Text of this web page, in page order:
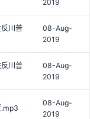
2019
川普
08-Aug-
2019
川普
08-Aug-
2019
.mp3
08-Aug-
2019